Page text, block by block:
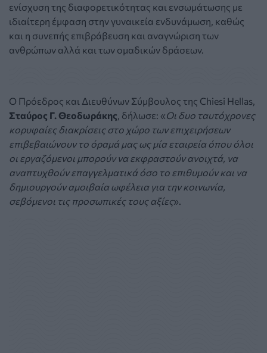
ενίσχυση της διαφορετικότητας και ενσωμάτωσης με
ιδιαίτερη έμφαση στην γυναικεία ενδυνάμωση, καθώς
και η συνεπής επιβράβευση και αναγνώριση των
ανθρώπων αλλά και των ομαδικών δράσεων.
O Πρόεδρος και Διευθύνων Σύμβουλος της Chiesi Hellas,
Σταύρος Γ. Θεοδωράκης, δήλωσε: «Οι δυο ταυτόχρονες
κορυφαίες διακρίσεις στο χώρο των επιχειρήσεων
επιβεβαιώνουν το όραμά μας ως μία εταιρεία όπου όλοι
οι εργαζόμενοι μπορούν να εκφραστούν ανοιχτά, να
αναπτυχθούν επαγγελματικά όσο το επιθυμούν και να
δημιουργούν αμοιβαία ωφέλεια για την κοινωνία,
σεβόμενοι τις προσωπικές τους αξίες».